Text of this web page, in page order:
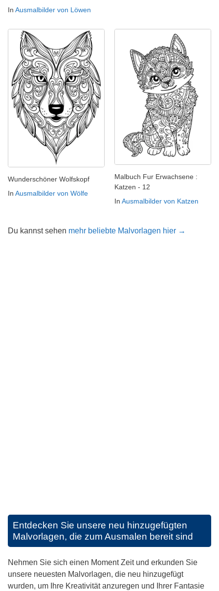
In Ausmalbilder von Löwen
Wunderschöner Wolfskopf
In Ausmalbilder von Wölfe
Malbuch Fur Erwachsene :
Katzen - 12
In Ausmalbilder von Katzen
Du kannst sehen mehr beliebte Malvorlagen hier →
Entdecken Sie unsere neu hinzugefügten
Malvorlagen, die zum Ausmalen bereit sind
Nehmen Sie sich einen Moment Zeit und erkunden Sie
unsere neuesten Malvorlagen, die neu hinzugefügt
wurden, um Ihre Kreativität anzuregen und Ihrer Fantasie